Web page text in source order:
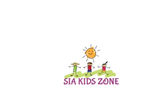
HUNTRIX K-POP
Accesorii Beauty
Prosop de baie
Patururi Baieti
Accesorii pentru petrecere